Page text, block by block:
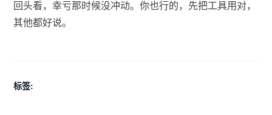
回头看，幸亏那时候没冲动。你也行的，先把工具用对，
其他都好说。
标签: